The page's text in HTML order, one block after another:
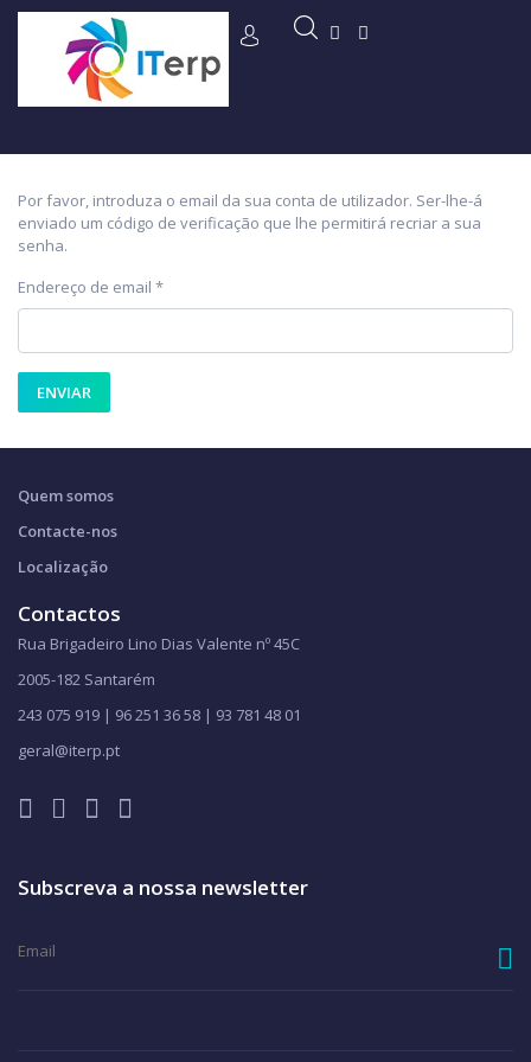
Por favor, introduza o email da sua conta de utilizador. Ser-lhe-á
enviado um código de verificação que lhe permitirá recriar a sua
senha.
Endereço de email *
ENVIAR
Quem somos
Contacte-nos
Localização
Contactos
Rua Brigadeiro Lino Dias Valente nº 45C
2005-182 Santarém
243 075 919 | 96 251 36 58 | 93 781 48 01
geral@iterp.pt
Subscreva a nossa newsletter